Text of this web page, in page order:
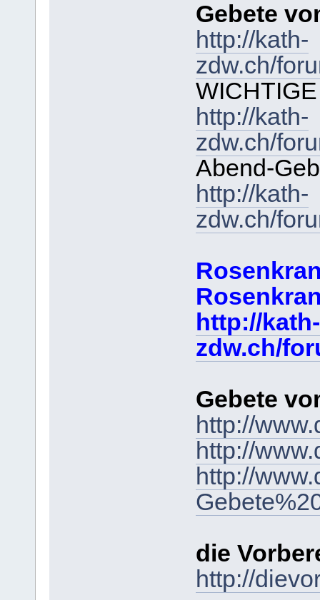
Gebete
http://kath-
zdw.ch/
http://kath-
zdw.ch/
Abend-
http://kath-
zdw.ch/
http://kath-
zdw.ch/
Gebete
http://
http://
http://
die
http://